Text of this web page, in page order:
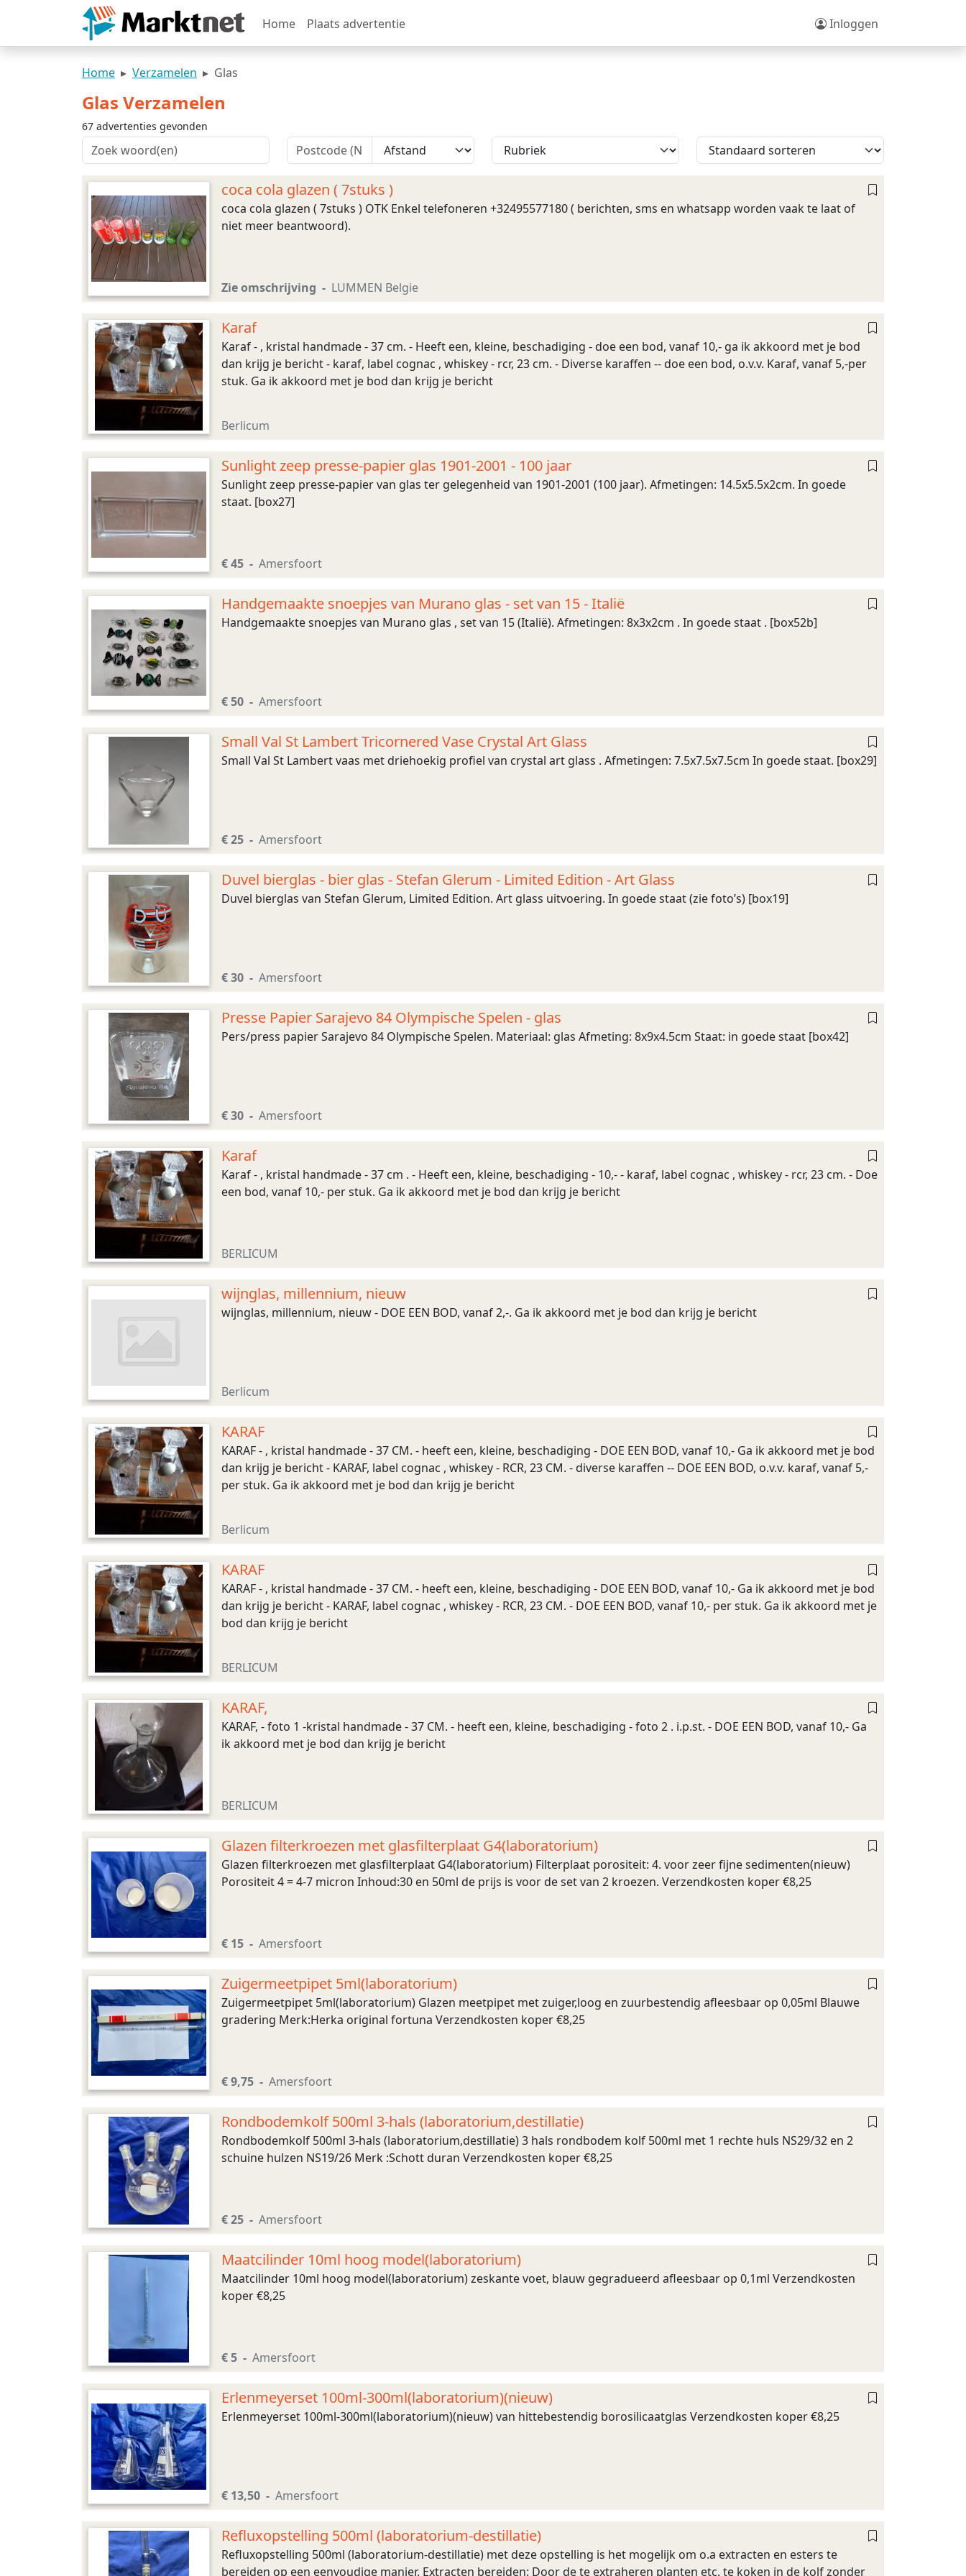
Home Plaats advertentie Inloggen
Home Verzamelen Glas
Glas Verzamelen
67 advertenties gevonden
coca cola glazen ( 7stuks )
coca cola glazen ( 7stuks ) OTK Enkel telefoneren +32495577180 ( berichten, sms en whatsapp worden vaak te laat of
niet meer beantwoord).
Zie omschrijving LUMMEN Belgie
Karaf
Karaf - , kristal handmade - 37 cm. - Heeft een, kleine, beschadiging - doe een bod, vanaf 10,- ga ik akkoord met je bod
dan krijg je bericht - karaf, label cognac , whiskey - rcr, 23 cm. - Diverse karaffen -- doe een bod, o.v.v. Karaf, vanaf 5,-per
stuk. Ga ik akkoord met je bod dan krijg je bericht
Berlicum
Sunlight zeep presse-papier glas 1901-2001 - 100 jaar
Sunlight zeep presse-papier van glas ter gelegenheid van 1901-2001 (100 jaar). Afmetingen: 14.5x5.5x2cm. In goede
staat. [box27]
€ 45 Amersfoort
Handgemaakte snoepjes van Murano glas - set van 15 - Italië
Handgemaakte snoepjes van Murano glas , set van 15 (Italië). Afmetingen: 8x3x2cm . In goede staat . [box52b]
€ 50 Amersfoort
Small Val St Lambert Tricornered Vase Crystal Art Glass
Small Val St Lambert vaas met driehoekig profiel van crystal art glass . Afmetingen: 7.5x7.5x7.5cm In goede staat. [box29]
€ 25 Amersfoort
Duvel bierglas - bier glas - Stefan Glerum - Limited Edition - Art Glass
Duvel bierglas van Stefan Glerum, Limited Edition. Art glass uitvoering. In goede staat (zie foto’s) [box19]
€ 30 Amersfoort
Presse Papier Sarajevo 84 Olympische Spelen - glas
Pers/press papier Sarajevo 84 Olympische Spelen. Materiaal: glas Afmeting: 8x9x4.5cm Staat: in goede staat [box42]
€ 30 Amersfoort
Karaf
Karaf - , kristal handmade - 37 cm . - Heeft een, kleine, beschadiging - 10,- - karaf, label cognac , whiskey - rcr, 23 cm. - Doe
een bod, vanaf 10,- per stuk. Ga ik akkoord met je bod dan krijg je bericht
BERLICUM
wijnglas, millennium, nieuw
wijnglas, millennium, nieuw - DOE EEN BOD, vanaf 2,-. Ga ik akkoord met je bod dan krijg je bericht
Berlicum
KARAF
KARAF - , kristal handmade - 37 CM. - heeft een, kleine, beschadiging - DOE EEN BOD, vanaf 10,- Ga ik akkoord met je bod
dan krijg je bericht - KARAF, label cognac , whiskey - RCR, 23 CM. - diverse karaffen -- DOE EEN BOD, o.v.v. karaf, vanaf 5,-
per stuk. Ga ik akkoord met je bod dan krijg je bericht
Berlicum
KARAF
KARAF - , kristal handmade - 37 CM. - heeft een, kleine, beschadiging - DOE EEN BOD, vanaf 10,- Ga ik akkoord met je bod
dan krijg je bericht - KARAF, label cognac , whiskey - RCR, 23 CM. - DOE EEN BOD, vanaf 10,- per stuk. Ga ik akkoord met je
bod dan krijg je bericht
BERLICUM
KARAF,
KARAF, - foto 1 -kristal handmade - 37 CM. - heeft een, kleine, beschadiging - foto 2 . i.p.st. - DOE EEN BOD, vanaf 10,- Ga
ik akkoord met je bod dan krijg je bericht
BERLICUM
Glazen filterkroezen met glasfilterplaat G4(laboratorium)
Glazen filterkroezen met glasfilterplaat G4(laboratorium) Filterplaat porositeit: 4. voor zeer fijne sedimenten(nieuw)
Porositeit 4 = 4-7 micron Inhoud:30 en 50ml de prijs is voor de set van 2 kroezen. Verzendkosten koper €8,25
€ 15 Amersfoort
Zuigermeetpipet 5ml(laboratorium)
Zuigermeetpipet 5ml(laboratorium) Glazen meetpipet met zuiger,loog en zuurbestendig afleesbaar op 0,05ml Blauwe
gradering Merk:Herka original fortuna Verzendkosten koper €8,25
€ 9,75 Amersfoort
Rondbodemkolf 500ml 3-hals (laboratorium,destillatie)
Rondbodemkolf 500ml 3-hals (laboratorium,destillatie) 3 hals rondbodem kolf 500ml met 1 rechte huls NS29/32 en 2
schuine hulzen NS19/26 Merk :Schott duran Verzendkosten koper €8,25
€ 25 Amersfoort
Maatcilinder 10ml hoog model(laboratorium)
Maatcilinder 10ml hoog model(laboratorium) zeskante voet, blauw gegradueerd afleesbaar op 0,1ml Verzendkosten
koper €8,25
€ 5 Amersfoort
Erlenmeyerset 100ml-300ml(laboratorium)(nieuw)
Erlenmeyerset 100ml-300ml(laboratorium)(nieuw) van hittebestendig borosilicaatglas Verzendkosten koper €8,25
€ 13,50 Amersfoort
Refluxopstelling 500ml (laboratorium-destillatie)
Refluxopstelling 500ml (laboratorium-destillatie) met deze opstelling is het mogelijk om o.a extracten en esters te
bereiden op een eenvoudige manier. Extracten bereiden: Door de te extraheren planten etc. te koken in de kolf zonder